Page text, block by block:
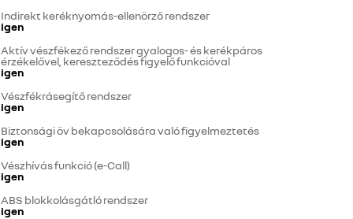
Indirekt keréknyomás-ellenörző rendszer
igen
Aktív vészfékező rendszer gyalogos- és kerékpáros
érzékelővel, kereszteződés figyelő funkcióval
igen
Vészfékrásegítő rendszer
igen
Biztonsági öv bekapcsolására való figyelmeztetés
igen
Vészhívás funkció (e-Call)
igen
ABS blokkolásgátló rendszer
igen